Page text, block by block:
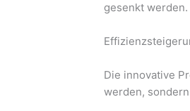
gesenkt werden.
Die innovative
werden,